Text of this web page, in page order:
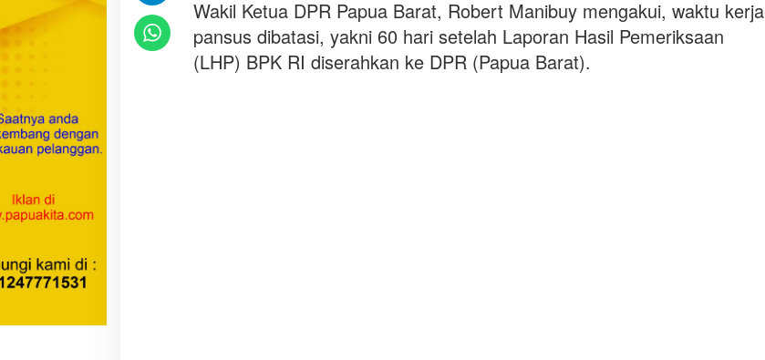
a
r
a
t
Wakil Ketua DPR Papua Barat, Robert Manibuy mengakui, waktu kerja
pansus dibatasi, yakni 60 hari setelah Laporan Hasil Pemeriksaan
(LHP) BPK RI diserahkan ke DPR (Papua Barat).